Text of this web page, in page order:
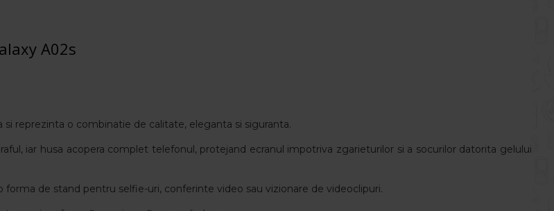
A02s
reprezinta o combinatie de calitate, eleganta si siguranta.
iar husa acopera complet telefonul, protejand ecranul impotriva zgarieturilor si a socurilor datorita gelului
de stand pentru selfie-uri, conferinte video sau vizionare de videoclipuri.